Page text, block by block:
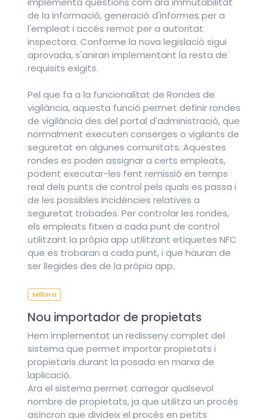
de la informació, generació d'informes per a
l'empleat i accés remot per a autoritat
inspectora. Conforme la nova legislació sigui
aprovada, s'aniran implementant la resta de
requisits exigits.
Pel que fa a la funcionalitat de Rondes de
vigilància, aquesta funció permet definir rondes
de vigilància des del portal d'administració, que
normalment executen conserges o vigilants de
seguretat en algunes comunitats. Aquestes
rondes es poden assignar a certs empleats,
podent executar-les fent remissió en temps
real dels punts de control pels quals es passa i
de les possibles incidències relatives a
seguretat trobades. Per controlar les rondes,
els empleats fitxen a cada punt de control
utilitzant la pròpia app utilitzant etiquetes NFC
que es trobaran a cada punt, i que hauran de
ser llegides des de la pròpia app.
Millora
Nou importador de propietats
Hem implementat un redisseny complet del
sistema que permet importar propietats i
propietaris durant la posada en marxa de
laplicació.
Ara el sistema permet carregar qualsevol
nombre de propietats, ja que utilitza un procés
asíncron que divideix el procés en petits